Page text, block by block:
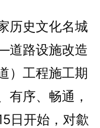
史文化名城
道路设施改造
）工程施工期
有序、畅通，
日开始，对歙